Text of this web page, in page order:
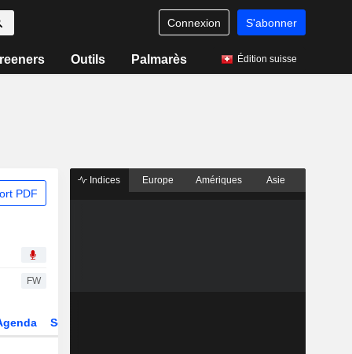
Connexion S'abonner
Outils Palmarès Édition suisse
PDF
FW
Secteur
Indices Europe Amériques Asie